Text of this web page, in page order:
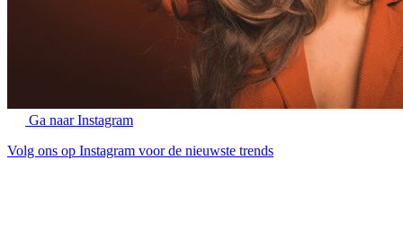
Ga naar Instagram
Volg ons op Instagram voor de nieuwste trends